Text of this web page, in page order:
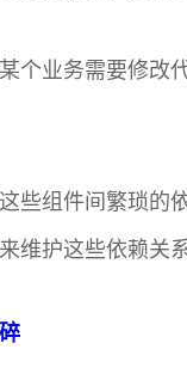
个业务需要修改
些组件间繁琐的
维护这些依赖关